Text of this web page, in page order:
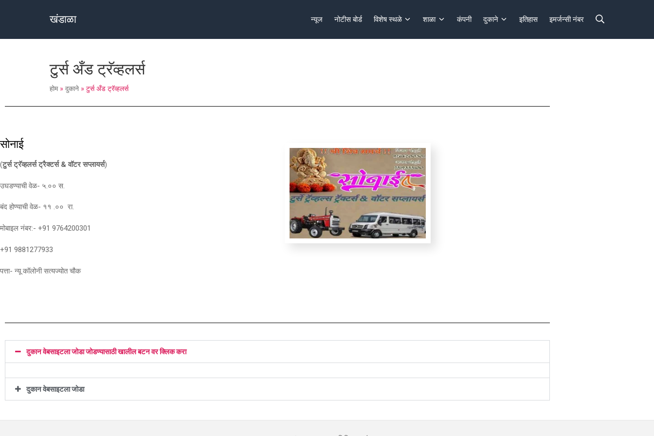
खंडाळा न्यूज नोटीस बोर्ड विशेष स्थळे शाळा कंपनी दुकाने इतिहास इमर्जन्सी नंबर
टुर्स अँड ट्रॅव्हलर्स
होम» दुकाने » टुर्स अँड ट्रॅव्हलर्स
सोनाई
(टुर्स ट्रॅव्हलर्स ट्रैक्टर्स & वॉटर सप्लायर्स)
उघडण्याची वेळ- ५.०० स.
बंद होण्याची वेळ- ११ .०० रा.
मोबाइल नंबर:- +91 9764200301
+91 9881277933
पत्ता- न्यू कॉलोनी सत्यज्योत चौक
दुकान वेबसाइटला जोडा जोडण्यासाठी खालील बटन वर क्लिक करा
दुकान वेबसाइटला जोडा